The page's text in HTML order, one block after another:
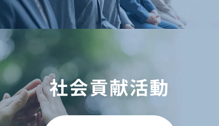
社会貢献活動